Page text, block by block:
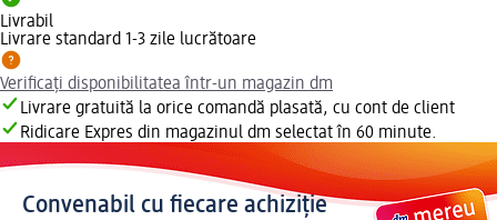
Livrabil
Livrare standard 1-3 zile lucrătoare
Verificați disponibilitatea într-un magazin dm
Livrare gratuită la orice comandă plasată, cu cont de client
Ridicare Expres din magazinul dm selectat în 60 minute.
Convenabil cu fiecare achiziție